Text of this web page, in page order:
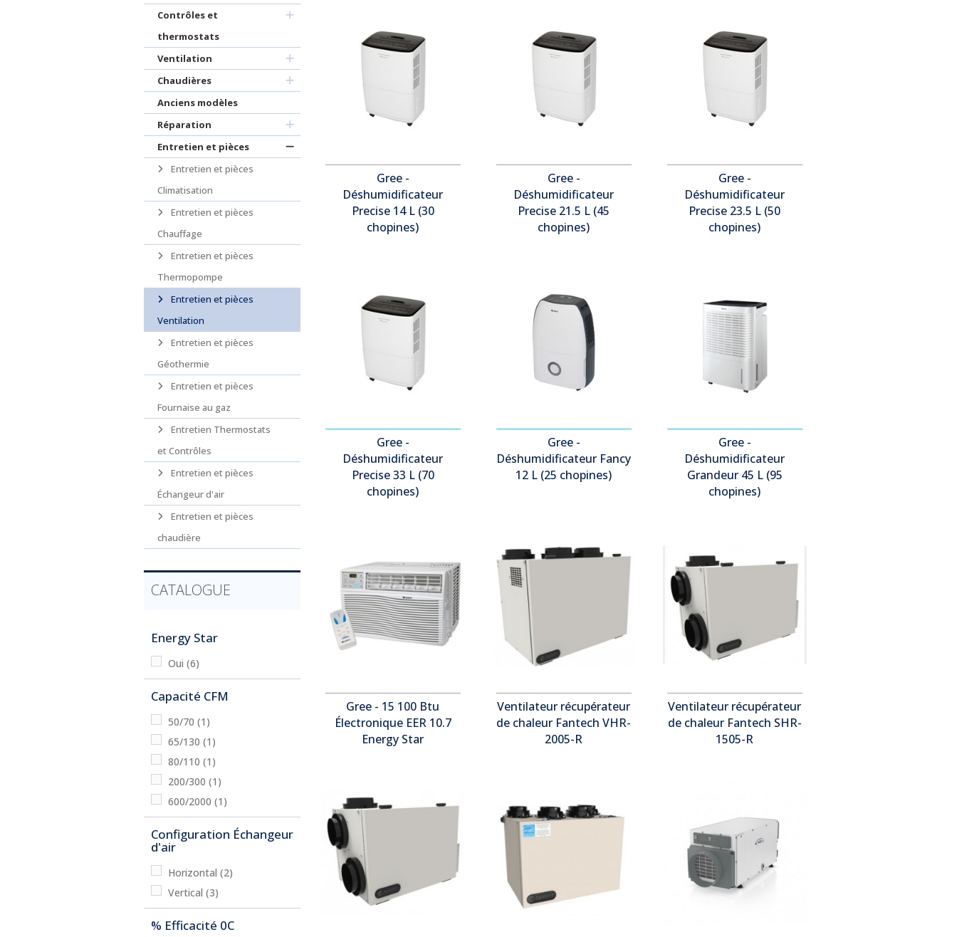
Contrôles et
thermostats
Ventilation
Chaudières
Anciens modèles
Réparation
Entretien et pièces
Entretien et pièces
Climatisation
Entretien et pièces
Chauffage
Entretien et pièces
Thermopompe
Entretien et pièces
Ventilation
Entretien et pièces
Géothermie
Entretien et pièces
Fournaise au gaz
Entretien Thermostats
et Contrôles
Entretien et pièces
Échangeur d'air
Entretien et pièces
chaudière
CATALOGUE
Energy Star
Oui (6)
Capacité CFM
50/70 (1)
65/130 (1)
80/110 (1)
200/300 (1)
600/2000 (1)
Configuration Échangeur
d'air
Horizontal (2)
Vertical (3)
% Efficacité 0C
Gree -
Déshumidificateur
Precise 14 L (30
chopines)
Gree -
Déshumidificateur
Precise 21.5 L (45
chopines)
Gree -
Déshumidificateur
Precise 23.5 L (50
chopines)
Gree -
Déshumidificateur
Precise 33 L (70
chopines)
Gree -
Déshumidificateur Fancy
12 L (25 chopines)
Gree -
Déshumidificateur
Grandeur 45 L (95
chopines)
Gree - 15 100 Btu
Électronique EER 10.7
Energy Star
Ventilateur récupérateur
de chaleur Fantech VHR-
2005-R
Ventilateur récupérateur
de chaleur Fantech SHR-
1505-R